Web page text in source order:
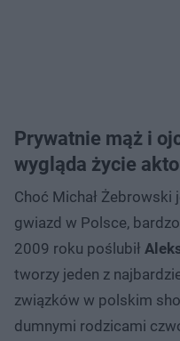
Prywatnie mąż i
wygląda życie
Choć Michał Żebrowski
gwiazd w Polsce,
2009 roku poślubił
tworzy jeden z
związków w polskim
dumnymi rodzicami